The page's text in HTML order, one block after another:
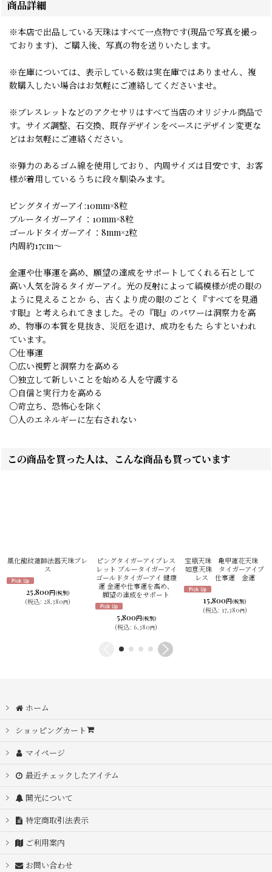
商品詳細
※本店で出品している天珠はすべて一点物です(現品で写真を撮っ
ております)、ご購入後、写真の物を送りいたします。
※在庫については、表示している数は実在庫ではありません、複
数購入したい場合はお気軽にご連絡してくださいませ。
※ブレスレットなどのアクセサリはすべて当店のオリジナル商品で
す。サイズ調整、石交換、既存デザインをベースにデザイン変更な
どはお気軽にご連絡ください。
※弾力のあるゴム線を使用しており、内周サイズは目安です、お客
様が着用しているうちに段々馴染みます。
ピングタイガーアイ:10mm×8粒
ブルータイガーアイ：10mm×8粒
ゴールドタイガーアイ：8mm×2粒
内周約17cm〜
金運や仕事運を高め、願望の達成をサポートしてくれる石として
高い人気を誇るタイガーアイ。光の反射によって縞模様が虎の眼の
ように見えることか ら、古くより虎の眼のごとく『すべてを見通
す眼』と考えられてきました。その『眼』のパワーは洞察力を高
め、物事の本質を見抜き、災厄を退け、成功をもた らすといわれ
ています。
○仕事運
○広い視野と洞察力を高める
○独立して新しいことを始める人を守護する
○自信と実行力を高める
○苛立ち、恐怖心を除く
○人のエネルギーに左右されない
この商品を買った人は、こんな商品も買っています
風化龍紋蓮師法器天珠ブレ
ス
25,800円(税別)
(税込: 28,380円)
ピングタイガーアイブレス
レット ブルータイガーアイ
ゴールドタイガーアイ 健康
運 金運や仕事運を高め、
願望の達成をサポート
5,800円(税別)
(税込: 6,380円)
宝瓶天珠 亀甲蓮花天珠
如意天珠 タイガーアイブ
レス 仕事運 金運
15,800円(税別)
(税込: 17,380円)
ホーム
ショッピングカート
マイページ
最近チェックしたアイテム
開光について
特定商取引法表示
ご利用案内
お問い合わせ